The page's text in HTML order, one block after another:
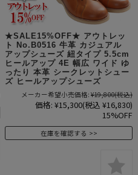
★SALE15%OFF★ アウトレッ
ト No.B0516 牛革 カジュアル
アップシューズ 紐タイプ 5.5cm
ヒールアップ 4E 幅広 ワイド ゆ
ったり 本革 シークレットシュー
ズ ヒールアップシューズ
メーカー希望小売価格: ¥19,800(税込)
価格: ¥15,300(税込 ¥16,830)
15%OFF
在庫を確認する